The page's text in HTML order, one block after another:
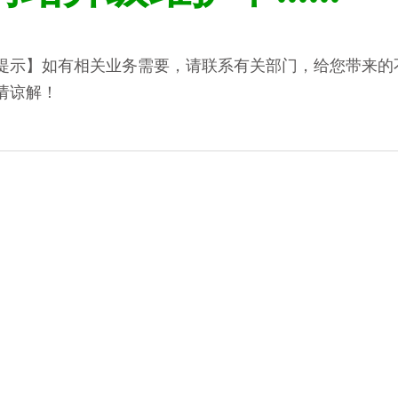
示】如有相关业务需要，请联系有关部门，给您带来的
谅解！